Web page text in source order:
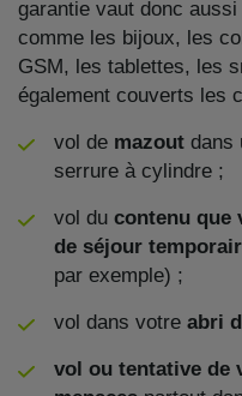
garantie vaut donc
comme les bijoux, les
GSM, les tablettes, les
également couverts les
vol de mazout dans
serrure à cylindre ;
vol du contenu que
de séjour
par exemple) ;
vol dans votre abri
vol ou tentative de